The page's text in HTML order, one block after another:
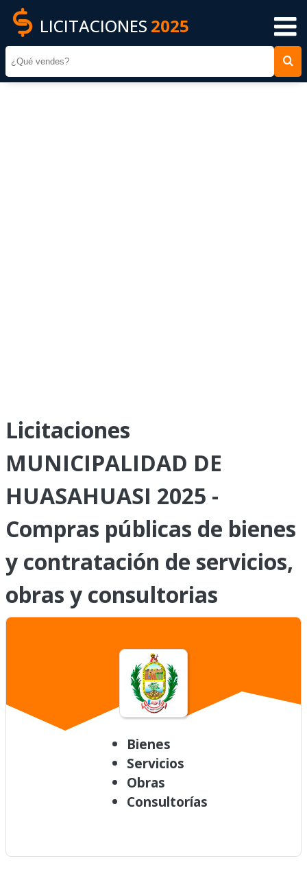
LICITACIONES 2025
Licitaciones
MUNICIPALIDAD DE
HUASAHUASI 2025 -
Compras públicas de bienes
y contratación de servicios,
obras y consultorias
Bienes
Servicios
Obras
Consultorías